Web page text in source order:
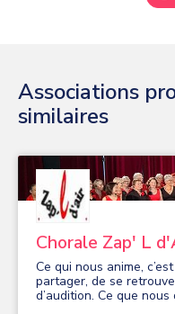
Associations
similaires
Chorale Zap' L
Ce qui nous anime,
partager, de se retrouver. Nous ne demandons
d’audition. Ce que nous